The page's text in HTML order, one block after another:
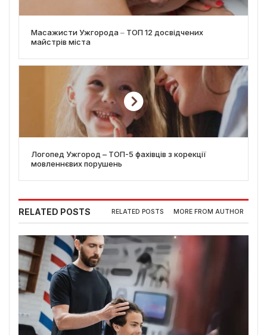
Масажисти Ужгорода ‒ ТОП 12 досвідчених
майстрів міста
Логопед Ужгород – ТОП-5 фахівців з корекції
мовленнєвих порушень
RELATED POSTS RELATED POSTS MORE FROM AUTHOR